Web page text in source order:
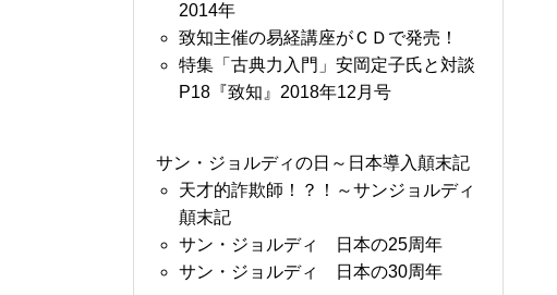
2014年
致知主催の易経講座がＣＤで発売！
特集「古典力入門」安岡定子氏と対談
P18『致知』2018年12月号
サン・ジョルディの日～日本導入顛末記
天才的詐欺師！？！～サンジョルディ
顛末記
サン・ジョルディ 日本の25周年
サン・ジョルディ 日本の30周年